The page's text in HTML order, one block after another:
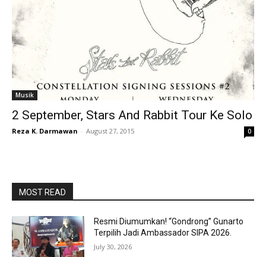
Musik
2 September, Stars And Rabbit Tour Ke Solo
Reza K. Darmawan - August 27, 2015 0
MOST READ
Resmi Diumumkan! “Gondrong” Gunarto
Terpilih Jadi Ambassador SIPA 2026.
July 30, 2026